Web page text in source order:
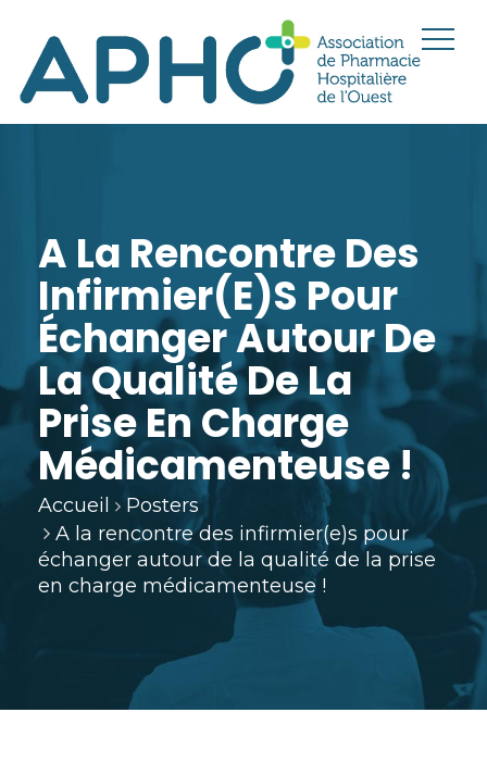
A La Rencontre Des
Infirmier(e)s Pour
Échanger Autour De
La Qualité De La
Prise En Charge
Médicamenteuse !
Accueil
Posters
A la rencontre des infirmier(e)s pour
échanger autour de la qualité de la prise
en charge médicamenteuse !